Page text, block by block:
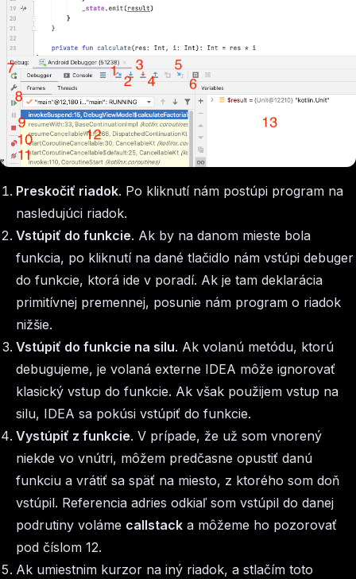
Preskočiť riadok. Po kliknutí nám postúpi program na
nasledujúci riadok.
Vstúpiť do funkcie. Ak by na danom mieste bola
funkcia, po kliknutí na dané tlačidlo nám vstúpi debuger
do funkcie, ktorá ide v poradí. Ak je tam deklarácia
primitívnej premennej, posunie nám program o riadok
nižšie.
Vstúpiť do funkcie na silu. Ak volanú metódu, ktorú
debugujeme, je volaná externe IDEA môže ignorovať
klasický vstup do funkcie. Ak však použijem vstup na
silu, IDEA sa pokúsi vstúpiť do funkcie.
Vystúpiť z funkcie. V prípade, že už som vnorený
niekde vo vnútri, môžem predčasne opustiť danú
funkciu a vrátiť sa späť na miesto, z ktorého som doň
vstúpil. Referencia adries odkiaľ som vstúpil do danej
podrutiny voláme callstack a môžeme ho pozorovať
pod číslom 12.
Ak umiestnim kurzor na iný riadok, a stlačím toto